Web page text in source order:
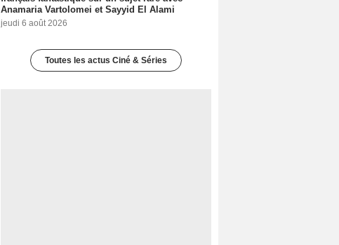
Anamaria Vartolomei et Sayyid El Alami
jeudi 6 août 2026
Toutes les actus Ciné & Séries